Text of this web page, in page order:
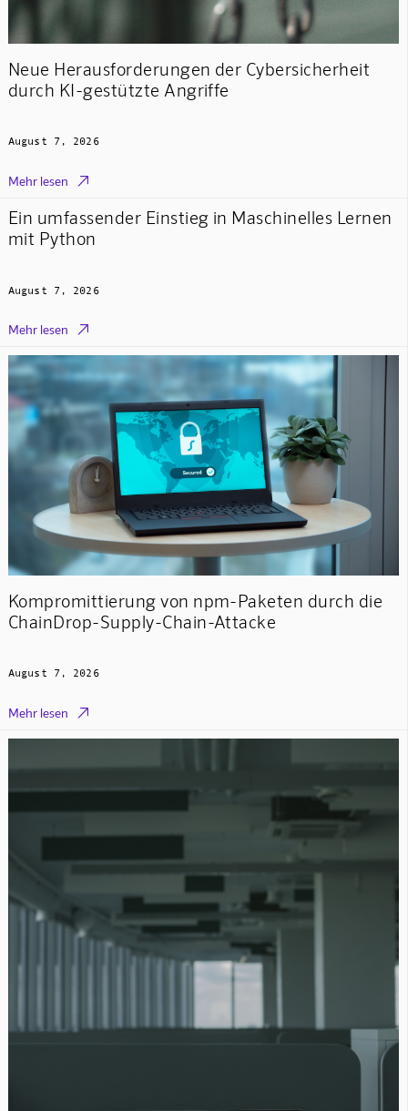
Neue Herausforderungen der Cybersicherheit
durch KI-gestützte Angriffe
August 7, 2026
Mehr lesen 
Ein umfassender Einstieg in Maschinelles Lernen
mit Python
August 7, 2026
Mehr lesen 
Kompromittierung von npm-Paketen durch die
ChainDrop-Supply-Chain-Attacke
August 7, 2026
Mehr lesen 